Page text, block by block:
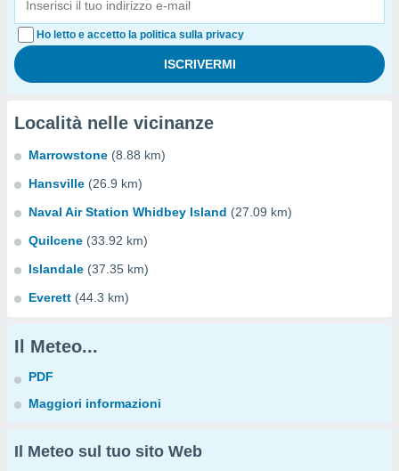
Ho letto e accetto la politica sulla privacy
Località nelle vicinanze
Marrowstone (8.88 km)
Hansville (26.9 km)
Naval Air Station Whidbey Island (27.09 km)
Quilcene (33.92 km)
Islandale (37.35 km)
Everett (44.3 km)
Il Meteo...
PDF
Maggiori informazioni
Il Meteo sul tuo sito Web